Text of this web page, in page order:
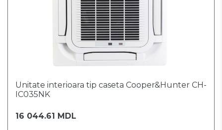
Unitate interioara tip caseta Cooper&Hunter CH-
IC035NK
16 044.61 MDL